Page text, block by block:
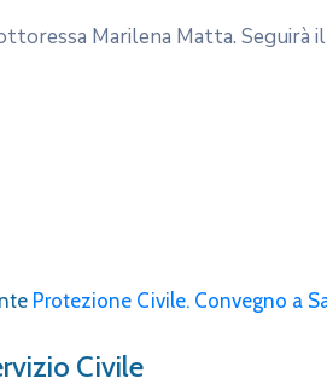
Marilena Matta. Seguirà
Protezione Civile. Convegno a
Civile